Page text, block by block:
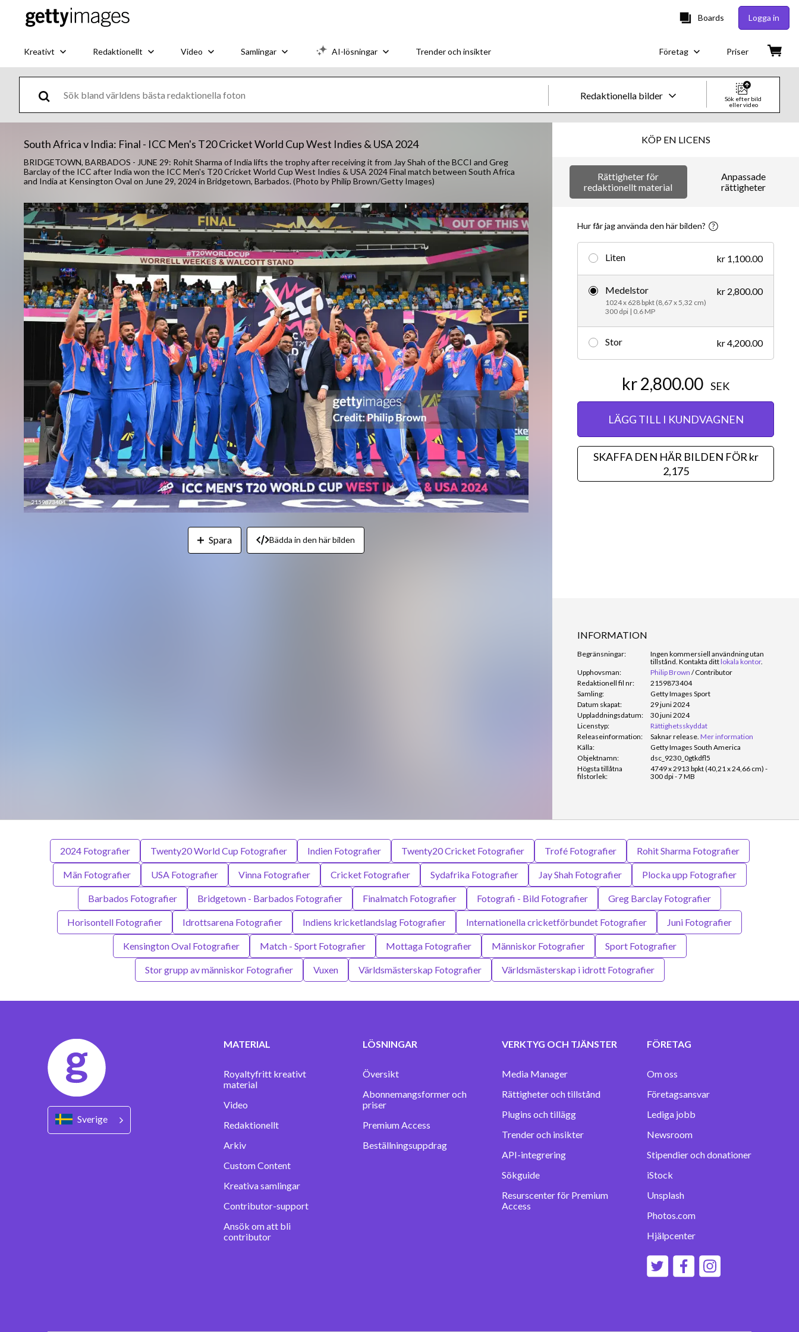
Boards Logga in
Kreativt Redaktionellt Video Samlingar AI-lösningar Trender och insikter Företag Priser
Redaktionella bilder
Kreativa bilder och videor
Bilder
Kreativt
Video
Kreativt
Sök efter bild
eller video
South Africa v India: Final - ICC Men's T20 Cricket World Cup West Indies & USA 2024
BRIDGETOWN, BARBADOS - JUNE 29: Rohit Sharma of India lifts the trophy after receiving it from Jay Shah of the BCCI and Greg
Barclay of the ICC after India won the ICC Men's T20 Cricket World Cup West Indies & USA 2024 Final match between South Africa
and India at Kensington Oval on June 29, 2024 in Bridgetown, Barbados. (Photo by Philip Brown/Getty Images)
Spara Bädda in den här bilden
KÖP EN LICENS
Rättigheter för
redaktionellt material
Anpassade
rättigheter
Hur får jag använda den här bilden?
Liten kr 1,100.00
Medelstor
1024 x 628 bpkt (8,67 x 5,32 cm)
300 dpi | 0.6 MP
kr 2,800.00
Stor kr 4,200.00
kr 2,800.00 SEK
LÄGG TILL I KUNDVAGNEN
SKAFFA DEN HÄR BILDEN FÖR kr
2,175
INFORMATION
Begränsningar:
Ingen kommersiell användning utan
tillstånd. Kontakta dittlokala kontor.
Upphovsman:
Philip Brown /Contributor
Redaktionell fil nr:
2159873404
Samling:
Getty Images Sport
Datum skapat:
29 juni 2024
Uppladdningsdatum:
30 juni 2024
Licenstyp:
Rättighetsskyddat
Releaseinformation:
Saknar release. Mer information
Källa:
Getty Images South America
Objektnamn:
dsc_9230_0gtkdfl5
Högsta tillåtna
filstorlek:
4749 x 2913 bpkt (40,21 x 24,66 cm) -
300 dpi - 7 MB
2024 Fotografier Twenty20 World Cup Fotografier Indien Fotografier Twenty20 Cricket Fotografier Trofé Fotografier Rohit Sharma Fotografier
Män Fotografier USA Fotografier Vinna Fotografier Cricket Fotografier Sydafrika Fotografier Jay Shah Fotografier Plocka upp Fotografier
Barbados Fotografier Bridgetown - Barbados Fotografier Finalmatch Fotografier Fotografi - Bild Fotografier Greg Barclay Fotografier
Horisontell Fotografier Idrottsarena Fotografier Indiens kricketlandslag Fotografier Internationella cricketförbundet Fotografier Juni Fotografier
Kensington Oval Fotografier Match - Sport Fotografier Mottaga Fotografier Människor Fotografier Sport Fotografier
Stor grupp av människor Fotografier Vuxen Världsmästerskap Fotografier Världsmästerskap i idrott Fotografier
Sverige
MATERIAL
Royaltyfritt kreativt
material
Video
Redaktionellt
Arkiv
Custom Content
Kreativa samlingar
Contributor-support
Ansök om att bli
contributor
LÖSNINGAR
Översikt
Abonnemangsformer och
priser
Premium Access
Beställningsuppdrag
VERKTYG OCH TJÄNSTER
Media Manager
Rättigheter och tillstånd
Trender och insikter
API-integrering
Sökguide
Resurscenter för Premium
Access
FÖRETAG
Om oss
Företagsansvar
Lediga jobb
Newsroom
Stipendier och donationer
iStock
Unsplash
Photos.com
Hjälpcenter